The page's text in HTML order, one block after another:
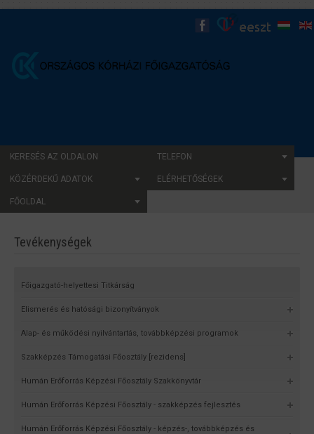
KERESÉS AZ OLDALON TELEFON
KÖZÉRDEKŰ ADATOK ELÉRHETŐSÉGEK
FŐOLDAL
Tevékenységek
Főigazgató-helyettesi Titkárság
Elismerés és hatósági bizonyítványok
Alap- és működési nyilvántartás, továbbképzési programok
Szakképzés Támogatási Főosztály [rezidens]
Humán Erőforrás Képzési Főosztály Szakkönyvtár
Humán Erőforrás Képzési Főosztály - szakképzés fejlesztés
Humán Erőforrás Képzési Főosztály - képzés-, továbbképzés és